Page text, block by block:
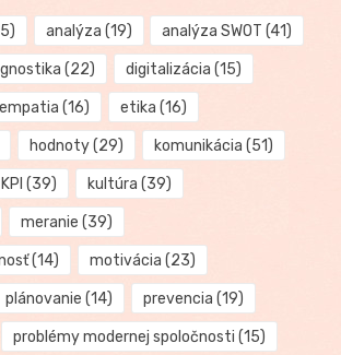
analýza (19) analýza SWOT (41)
(22) digitalizácia (15)
empatia (16) etika (16)
hodnoty(29) komunikácia (51)
KPI (39) kultúra (39)
meranie (39)
(14) motivácia (23)
plánovanie (14) prevencia (19)
problémy modernej spoločnosti (15)